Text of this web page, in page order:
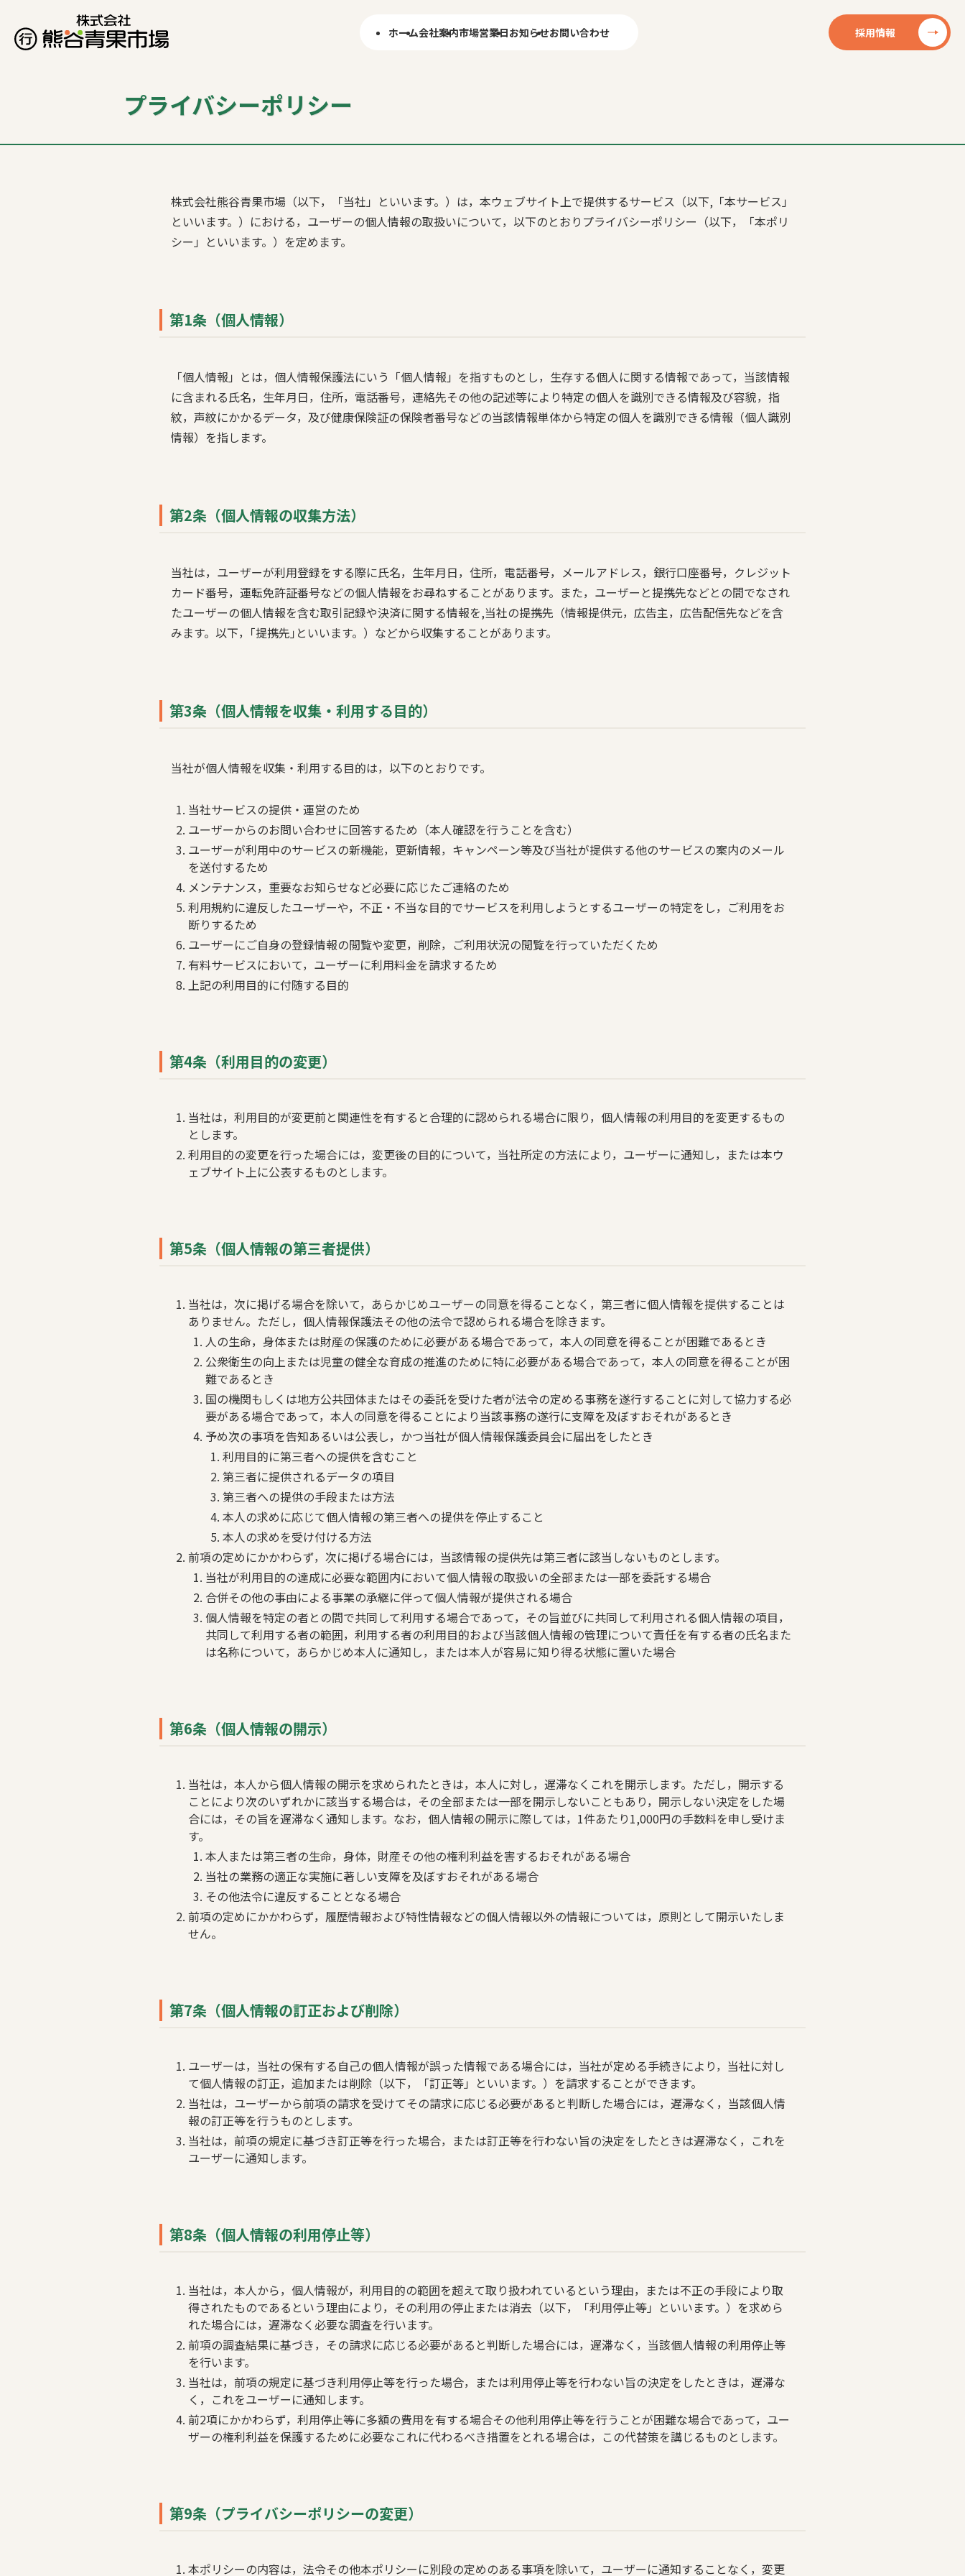
ホーム会社案内市場営業日お知らせお問い合わせ 採用情報
プライバシーポリシー
株式会社熊谷青果市場（以下，「当社」といいます。）は，本ウェブサイト上で提供するサービス（以下,「本サービス」
といいます。）における，ユーザーの個人情報の取扱いについて，以下のとおりプライバシーポリシー（以下，「本ポリ
シー」といいます。）を定めます。
第1条（個人情報）
「個人情報」とは，個人情報保護法にいう「個人情報」を指すものとし，生存する個人に関する情報であって，当該情報
に含まれる氏名，生年月日，住所，電話番号，連絡先その他の記述等により特定の個人を識別できる情報及び容貌，指
紋，声紋にかかるデータ，及び健康保険証の保険者番号などの当該情報単体から特定の個人を識別できる情報（個人識別
情報）を指します。
第2条（個人情報の収集方法）
当社は，ユーザーが利用登録をする際に氏名，生年月日，住所，電話番号，メールアドレス，銀行口座番号，クレジット
カード番号，運転免許証番号などの個人情報をお尋ねすることがあります。また，ユーザーと提携先などとの間でなされ
たユーザーの個人情報を含む取引記録や決済に関する情報を,当社の提携先（情報提供元，広告主，広告配信先などを含
みます。以下，｢提携先｣といいます。）などから収集することがあります。
第3条（個人情報を収集・利用する目的）
当社が個人情報を収集・利用する目的は，以下のとおりです。
当社サービスの提供・運営のため
ユーザーからのお問い合わせに回答するため（本人確認を行うことを含む）
ユーザーが利用中のサービスの新機能，更新情報，キャンペーン等及び当社が提供する他のサービスの案内のメール
を送付するため
メンテナンス，重要なお知らせなど必要に応じたご連絡のため
利用規約に違反したユーザーや，不正・不当な目的でサービスを利用しようとするユーザーの特定をし，ご利用をお
断りするため
ユーザーにご自身の登録情報の閲覧や変更，削除，ご利用状況の閲覧を行っていただくため
有料サービスにおいて，ユーザーに利用料金を請求するため
上記の利用目的に付随する目的
第4条（利用目的の変更）
当社は，利用目的が変更前と関連性を有すると合理的に認められる場合に限り，個人情報の利用目的を変更するもの
とします。
利用目的の変更を行った場合には，変更後の目的について，当社所定の方法により，ユーザーに通知し，または本ウ
ェブサイト上に公表するものとします。
第5条（個人情報の第三者提供）
当社は，次に掲げる場合を除いて，あらかじめユーザーの同意を得ることなく，第三者に個人情報を提供することは
ありません。ただし，個人情報保護法その他の法令で認められる場合を除きます。
人の生命，身体または財産の保護のために必要がある場合であって，本人の同意を得ることが困難であるとき
公衆衛生の向上または児童の健全な育成の推進のために特に必要がある場合であって，本人の同意を得ることが困
難であるとき
国の機関もしくは地方公共団体またはその委託を受けた者が法令の定める事務を遂行することに対して協力する必
要がある場合であって，本人の同意を得ることにより当該事務の遂行に支障を及ぼすおそれがあるとき
予め次の事項を告知あるいは公表し，かつ当社が個人情報保護委員会に届出をしたとき
利用目的に第三者への提供を含むこと
第三者に提供されるデータの項目
第三者への提供の手段または方法
本人の求めに応じて個人情報の第三者への提供を停止すること
本人の求めを受け付ける方法
前項の定めにかかわらず，次に掲げる場合には，当該情報の提供先は第三者に該当しないものとします。
当社が利用目的の達成に必要な範囲内において個人情報の取扱いの全部または一部を委託する場合
合併その他の事由による事業の承継に伴って個人情報が提供される場合
個人情報を特定の者との間で共同して利用する場合であって，その旨並びに共同して利用される個人情報の項目，
共同して利用する者の範囲，利用する者の利用目的および当該個人情報の管理について責任を有する者の氏名また
は名称について，あらかじめ本人に通知し，または本人が容易に知り得る状態に置いた場合
第6条（個人情報の開示）
当社は，本人から個人情報の開示を求められたときは，本人に対し，遅滞なくこれを開示します。ただし，開示する
ことにより次のいずれかに該当する場合は，その全部または一部を開示しないこともあり，開示しない決定をした場
合には，その旨を遅滞なく通知します。なお，個人情報の開示に際しては，1件あたり1,000円の手数料を申し受けま
す。
本人または第三者の生命，身体，財産その他の権利利益を害するおそれがある場合
当社の業務の適正な実施に著しい支障を及ぼすおそれがある場合
その他法令に違反することとなる場合
前項の定めにかかわらず，履歴情報および特性情報などの個人情報以外の情報については，原則として開示いたしま
せん。
第7条（個人情報の訂正および削除）
ユーザーは，当社の保有する自己の個人情報が誤った情報である場合には，当社が定める手続きにより，当社に対し
て個人情報の訂正，追加または削除（以下，「訂正等」といいます。）を請求することができます。
当社は，ユーザーから前項の請求を受けてその請求に応じる必要があると判断した場合には，遅滞なく，当該個人情
報の訂正等を行うものとします。
当社は，前項の規定に基づき訂正等を行った場合，または訂正等を行わない旨の決定をしたときは遅滞なく，これを
ユーザーに通知します。
第8条（個人情報の利用停止等）
当社は，本人から，個人情報が，利用目的の範囲を超えて取り扱われているという理由，または不正の手段により取
得されたものであるという理由により，その利用の停止または消去（以下，「利用停止等」といいます。）を求めら
れた場合には，遅滞なく必要な調査を行います。
前項の調査結果に基づき，その請求に応じる必要があると判断した場合には，遅滞なく，当該個人情報の利用停止等
を行います。
当社は，前項の規定に基づき利用停止等を行った場合，または利用停止等を行わない旨の決定をしたときは，遅滞な
く，これをユーザーに通知します。
前2項にかかわらず，利用停止等に多額の費用を有する場合その他利用停止等を行うことが困難な場合であって，ユー
ザーの権利利益を保護するために必要なこれに代わるべき措置をとれる場合は，この代替策を講じるものとします。
第9条（プライバシーポリシーの変更）
本ポリシーの内容は，法令その他本ポリシーに別段の定めのある事項を除いて，ユーザーに通知することなく，変更